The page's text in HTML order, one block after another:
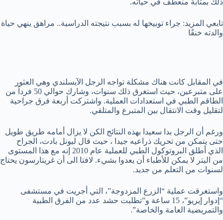
ذلك بمثابة منعطف في حياته.
تابعي المزيد: جراء توبيخها له بسبب نتيجته الدراسية.. مراهق ينهي حياة
والدته خنقًا
في المقابل كانت هناك مشكلة تواجه الرجل الآيسلندي وهي العثور
على متبرعين، حيث استغرق ذلك سنوات، وشارك حوالي 50 فرداً من
الطاقم الطبي في استعدادات العملية. واشتركت أربعة فرق جراحية
لتقليل وقت الانتقال بين المتبرع والمتلقي.
ورغم أن الرجل بدا سعيدا بهذه النتائج الكن لا يزال أمامه طريق طويل
حتى يتمكن من تحريك ذراعيه جيدا ، حيث قال ليونل بادت، الجراح
الذي أطلق البروتوكول الطبي للعملية عام 2010 إنه مع هذا المستوى
من البتر لا يمكن للأطباء أن يعدوا بشيء. لافتا الى أن غريتارسون يحتاج
لسنوات من التعلم من جديد.
واستغرقت عملية “الزرع المزدوجة”، التي أجريت في مستشفى
“إدوار إيريو”، 15 ساعة و”تطلبت حشد عدد من الفرق الطبية
والتمريضية العامة والخاصة”.